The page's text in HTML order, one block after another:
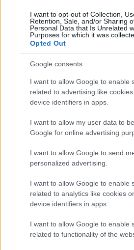
I want to opt-out of Collection,
Retention, Sale, and/or Sharing
Personal Data that Is Unrelated
Purposes for which it was
Opted Out
Google consents
I want to allow Google to enable
related to advertising like
device identifiers in apps.
I want to allow my user data to
Google for online advertising
I want to allow Google to send
personalized advertising.
I want to allow Google to enable
related to analytics like cookies
device identifiers in apps.
I want to allow Google to enable
related to functionality of the
Irie Maffia
fenntartjuk.
Részletes program
Hírek